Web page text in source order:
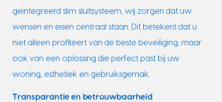
geïntegreerd slim sluitsysteem, wij zorgen dat uw
wensen en eisen centraal staan. Dit betekent dat u
niet alleen profiteert van de beste beveiliging, maar
ook van een oplossing die perfect past bij uw
woning, esthetiek en gebruiksgemak.
Transparantie en betrouwbaarheid